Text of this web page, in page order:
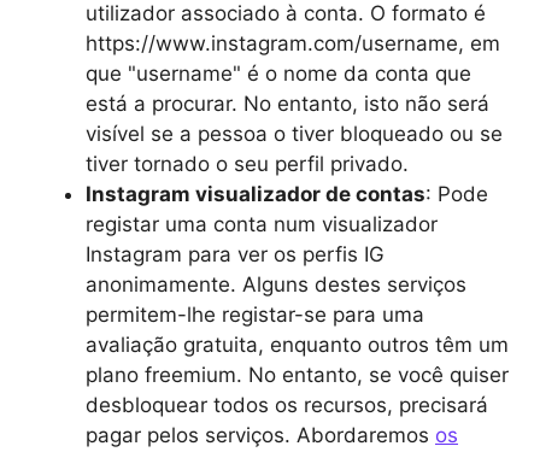
utilizador associado à conta. O formato é
https://www.instagram.com/username, em
que "username" é o nome da conta que
está a procurar. No entanto, isto não será
visível se a pessoa o tiver bloqueado ou se
tiver tornado o seu perfil privado.
Instagram visualizador de contas: Pode
registar uma conta num visualizador
Instagram para ver os perfis IG
anonimamente. Alguns destes serviços
permitem-lhe registar-se para uma
avaliação gratuita, enquanto outros têm um
plano freemium. No entanto, se você quiser
desbloquear todos os recursos, precisará
pagar pelos serviços. Abordaremos os